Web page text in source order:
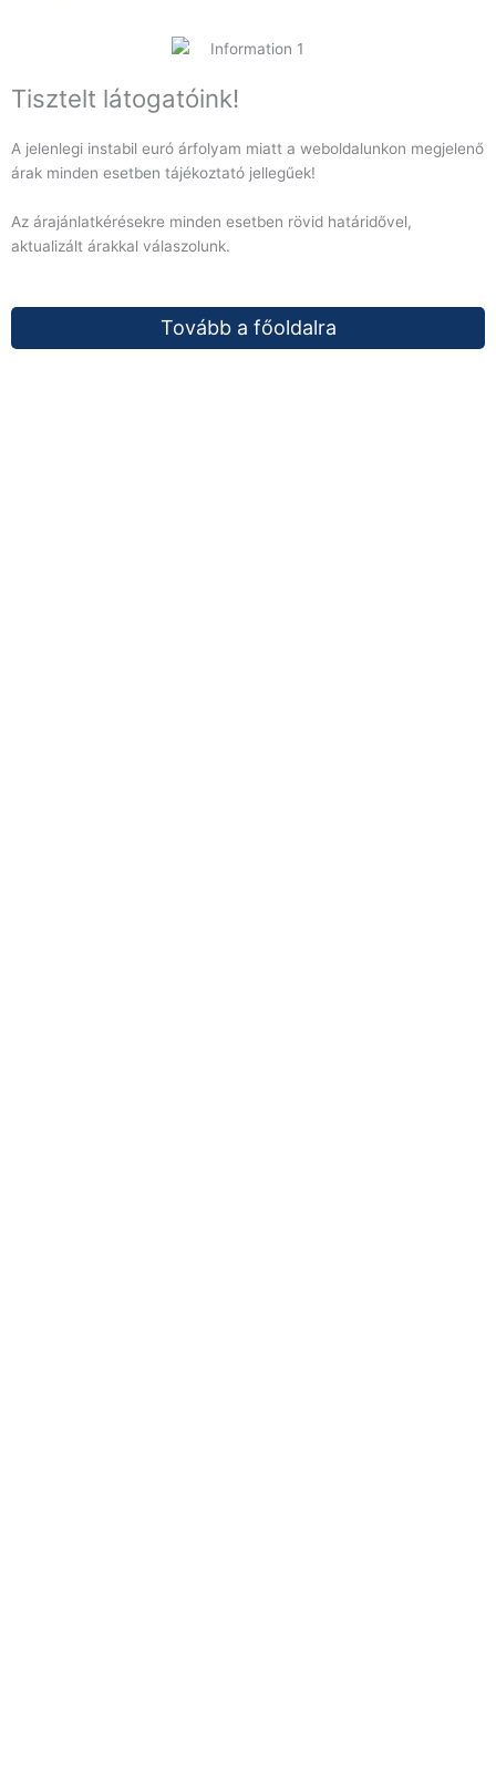
Tisztelt látogatóink!
A jelenlegi instabil euró árfolyam miatt a weboldalunkon megjelenő
árak minden esetben tájékoztató jellegűek!
Az árajánlatkérésekre minden esetben rövid határidővel,
aktualizált árakkal válaszolunk.
Tovább a főoldalra